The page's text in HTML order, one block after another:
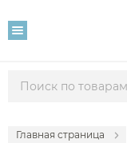
Главная страница